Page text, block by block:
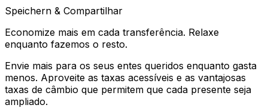
Speichern & Compartilhar
Economize mais em cada transferência. Relaxe
enquanto fazemos o resto.
Envie mais para os seus entes queridos enquanto gasta
menos. Aproveite as taxas acessíveis e as vantajosas
taxas de câmbio que permitem que cada presente seja
ampliado.